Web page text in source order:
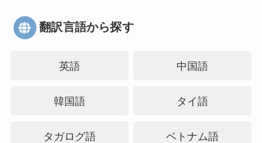
翻訳言語から探す
英語 中国語
韓国語 タイ語
タガログ語 ベトナム語